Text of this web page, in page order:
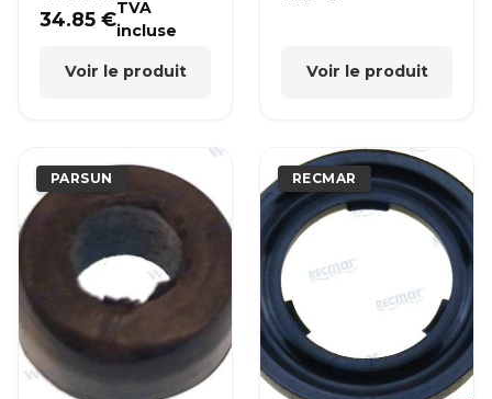
34.85€TVA
incluse
Voir le produit Voir le produit
PARSUN RECMAR